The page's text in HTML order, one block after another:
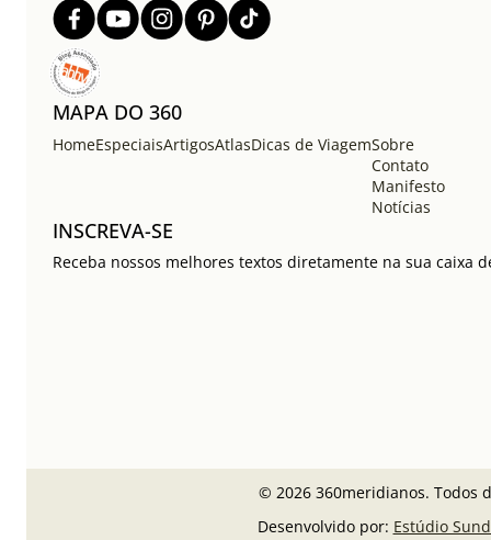
MAPA DO 360
HomeEspeciaisArtigosAtlasDicas de ViagemSobre
Contato
Manifesto
Notícias
INSCREVA-SE
Receba nossos melhores textos diretamente na sua caixa
© 2026 360meridianos. Todos
Desenvolvido por: Estúdio